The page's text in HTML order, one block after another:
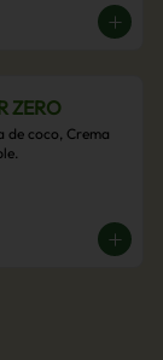
ZERO
de coco, Crema